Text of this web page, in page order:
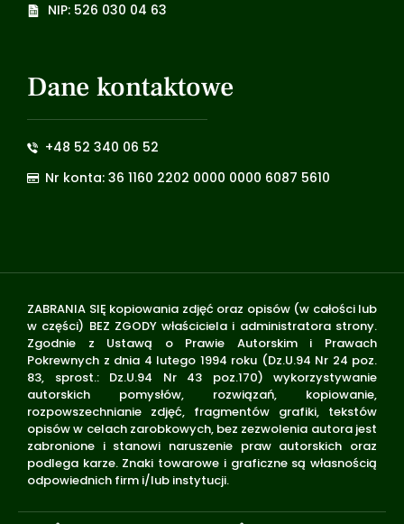
NIP: 526 030 04 63
Dane kontaktowe
+48 52 340 06 52
Nr konta: 36 1160 2202 0000 0000 6087 5610
ZABRANIA SIĘ kopiowania zdjęć oraz opisów (w całości lub
w części) BEZ ZGODY właściciela i administratora strony.
Zgodnie z Ustawą o Prawie Autorskim i Prawach
Pokrewnych z dnia 4 lutego 1994 roku (Dz.U.94 Nr 24 poz.
83, sprost.: Dz.U.94 Nr 43 poz.170) wykorzystywanie
autorskich pomysłów, rozwiązań, kopiowanie,
rozpowszechnianie zdjęć, fragmentów grafiki, tekstów
opisów w celach zarobkowych, bez zezwolenia autora jest
zabronione i stanowi naruszenie praw autorskich oraz
podlega karze. Znaki towarowe i graficzne są własnością
odpowiednich firm i/lub instytucji.